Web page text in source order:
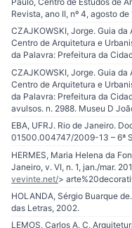
Revista, ano II, nº 4, agosto de
CZAJKOWSKI, Jorge. Guia
Centro de Arquitetura e
da Palavra: Prefeitura da
CZAJKOWSKI, Jorge. Guia
Centro de Arquitetura e
da Palavra: Prefeitura da
avulsos. n. 2988. Museu D
EBA, UFRJ. Rio de Janeiro.
01500.004747/2009-13 – 6ª
HERMES, Maria Helena da
Janeiro, v. VI, n. 1, jan./mar.
vevinte.net/>
HOLANDA, Sérgio Buarque
das Letras, 2002.
LEMOS, Carlos A. C.